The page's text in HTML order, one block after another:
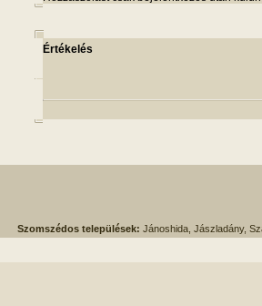
Értékelés
Szomszédos települések: Jánoshida, Jászladány,